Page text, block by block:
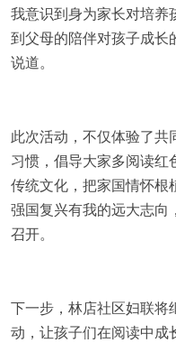
我意识到身为家长对培养
到父母的陪伴对孩子成长
说道。
此次活动，不仅体验了
习惯，倡导大家多阅读
传统文化，把家国情怀根
强国复兴有我的远大志向
召开。
下一步，林店社区妇联将
动，让孩子们在阅读中成